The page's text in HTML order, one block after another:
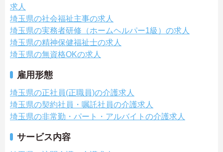
求人
埼玉県の社会福祉主事の求人
埼玉県の実務者研修（ホームヘルパー1級）の求人
埼玉県の精神保健福祉士の求人
埼玉県の無資格OKの求人
雇用形態
埼玉県の正社員(正職員)の介護求人
埼玉県の契約社員・嘱託社員の介護求人
埼玉県の非常勤・パート・アルバイトの介護求人
サービス内容